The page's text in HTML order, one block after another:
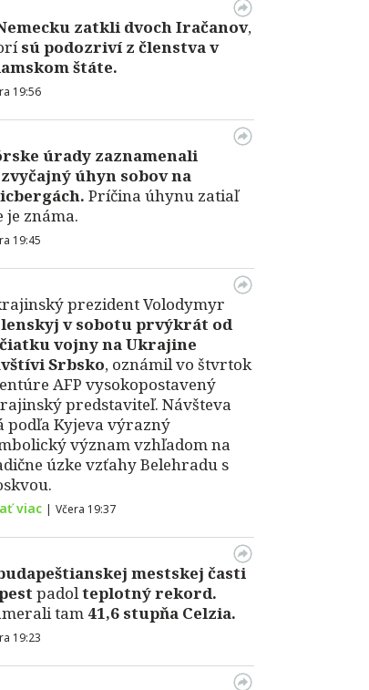
zatkli dvoch Iračanov,
sú podozriví z členstva v
štáte.
19:56
úrady zaznamenali
úhyn sobov na
Príčina úhynu zatiaľ
je známa.
19:45
prezident Volodymyr
v sobotu prvýkrát od
vojny na Ukrajine
Srbsko, oznámil vo štvrtok
AFP vysokopostavený
predstaviteľ. Návšteva
podľa Kyjeva výrazný
význam vzhľadom na
úzke vzťahy Belehradu s
viac | Včera 19:37
mestskej časti
padolteplotný rekord.
tam 41,6 stupňa Celzia.
19:23